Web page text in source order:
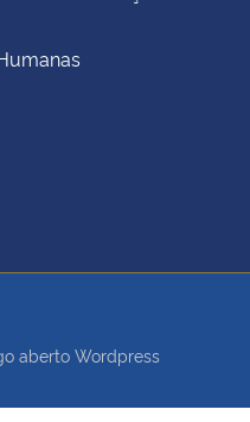
aberto Wordpress